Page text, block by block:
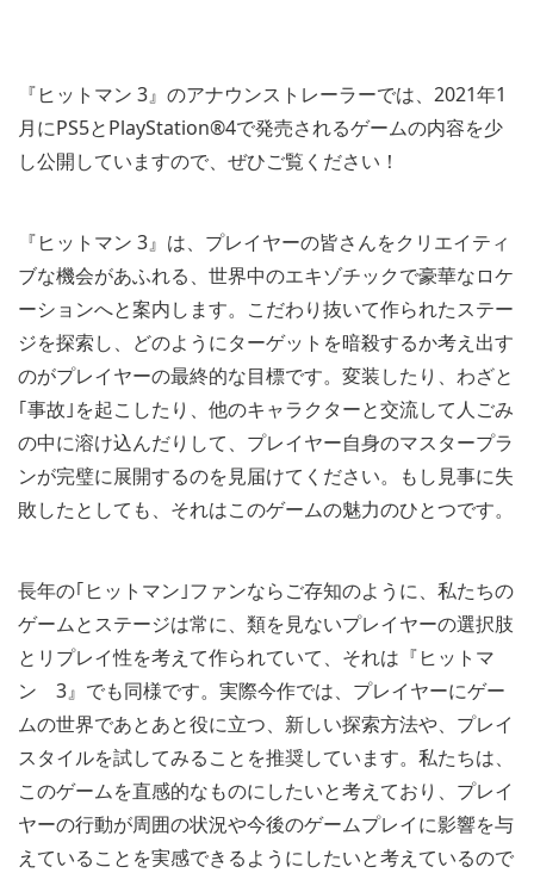
『ヒットマン 3』のアナウンストレーラーでは、2021年1
月にPS5とPlayStation®4で発売されるゲームの内容を少
し公開していますので、ぜひご覧ください！
『ヒットマン 3』は、プレイヤーの皆さんをクリエイティ
ブな機会があふれる、世界中のエキゾチックで豪華なロケ
ーションへと案内します。こだわり抜いて作られたステー
ジを探索し、どのようにターゲットを暗殺するか考え出す
のがプレイヤーの最終的な目標です。変装したり、わざと
｢事故｣を起こしたり、他のキャラクターと交流して人ごみ
の中に溶け込んだりして、プレイヤー自身のマスタープラ
ンが完璧に展開するのを見届けてください。もし見事に失
敗したとしても、それはこのゲームの魅力のひとつです。
長年の｢ヒットマン｣ファンならご存知のように、私たちの
ゲームとステージは常に、類を見ないプレイヤーの選択肢
とリプレイ性を考えて作られていて、それは『ヒットマ
ン 3』でも同様です。実際今作では、プレイヤーにゲー
ムの世界であとあと役に立つ、新しい探索方法や、プレイ
スタイルを試してみることを推奨しています。私たちは、
このゲームを直感的なものにしたいと考えており、プレイ
ヤーの行動が周囲の状況や今後のゲームプレイに影響を与
えていることを実感できるようにしたいと考えているので